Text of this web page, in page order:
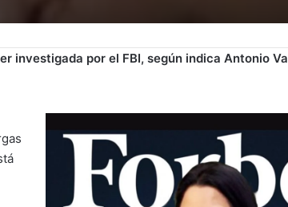
investigada por el FBI, según indica Antonio